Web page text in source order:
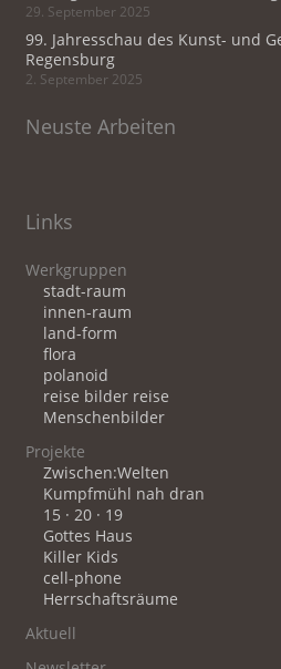
29. September 2025
99. Jahresschau des Kunst- und
Regensburg
2. September 2025
Neuste Arbeiten
Links
Werkgruppen
stadt-raum
innen-raum
land-form
flora
polanoid
reise bilder reise
Menschenbilder
Projekte
Zwischen:Welten
Kumpfmühl nah dran
15 · 20 · 19
Gottes Haus
Killer Kids
cell-phone
Herrschaftsräume
Aktuell